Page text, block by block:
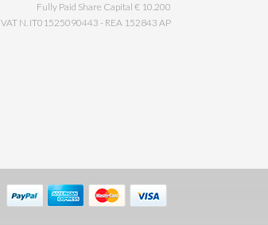
Fully Paid Share Capital € 10.200
VAT N. IT01525090443 - REA 152843 AP